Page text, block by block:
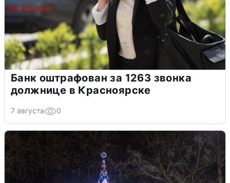
Банк оштрафован за 1263 звонка
должнице в Красноярске
7 августа 0